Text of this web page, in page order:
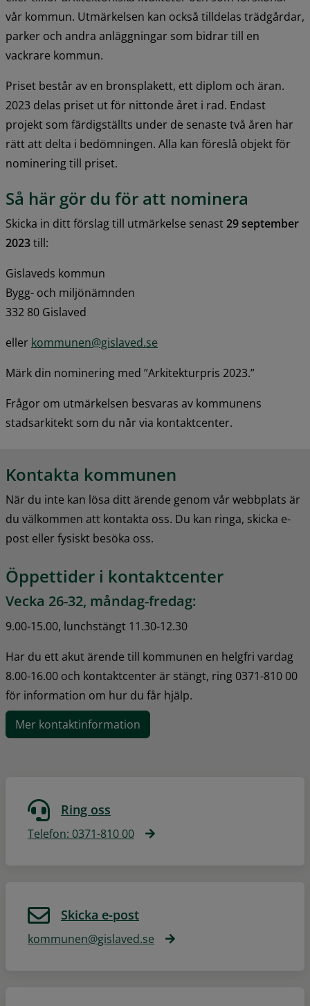
vår kommun. Utmärkelsen kan också tilldelas trädgårdar,
parker och andra anläggningar som bidrar till en
vackrare kommun.
Priset består av en bronsplakett, ett diplom och äran.
2023 delas priset ut för nittonde året i rad. Endast
projekt som färdigställts under de senaste två åren har
rätt att delta i bedömningen. Alla kan föreslå objekt för
nominering till priset.
Så här gör du för att nominera
Skicka in ditt förslag till utmärkelse senast 29 september
2023 till:
Gislaveds kommun
Bygg- och miljönämnden
332 80 Gislaved
eller kommunen@gislaved.se
Märk din nominering med ”Arkitekturpris 2023.”
Frågor om utmärkelsen besvaras av kommunens
stadsarkitekt som du når via kontaktcenter.
Kontakta kommunen
När du inte kan lösa ditt ärende genom vår webbplats är
du välkommen att kontakta oss. Du kan ringa, skicka e-
post eller fysiskt besöka oss.
Öppettider i kontaktcenter
Vecka 26-32, måndag-fredag:
9.00-15.00, lunchstängt 11.30-12.30
Har du ett akut ärende till kommunen en helgfri vardag
8.00-16.00 och kontaktcenter är stängt, ring 0371-810 00
för information om hur du får hjälp.
Mer kontaktinformation
Ring oss
Telefon: 0371-810 00
Skicka e-post
kommunen@gislaved.se